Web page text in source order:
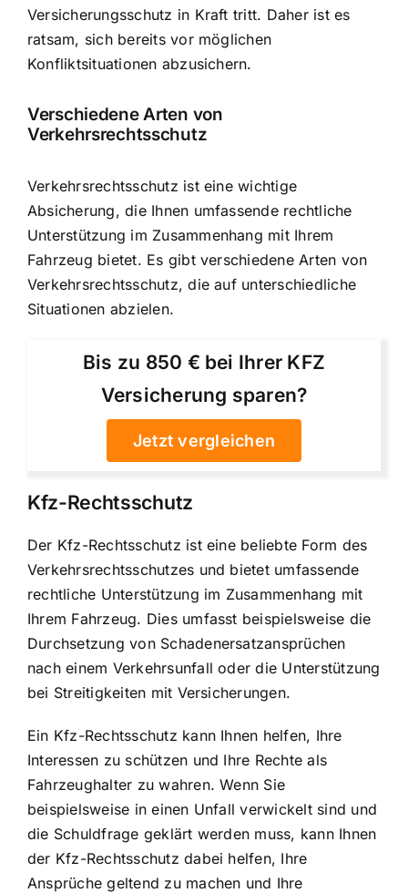
Versicherungsschutz in Kraft tritt. Daher ist es
ratsam, sich bereits vor möglichen
Konfliktsituationen abzusichern.
Verschiedene Arten von
Verkehrsrechtsschutz
Verkehrsrechtsschutz ist eine wichtige
Absicherung, die Ihnen umfassende rechtliche
Unterstützung im Zusammenhang mit Ihrem
Fahrzeug bietet. Es gibt verschiedene Arten von
Verkehrsrechtsschutz, die auf unterschiedliche
Situationen abzielen.
Bis zu 850 € bei Ihrer KFZ
Versicherung sparen?
Jetzt vergleichen
Kfz-Rechtsschutz
Der Kfz-Rechtsschutz ist eine beliebte Form des
Verkehrsrechtsschutzes und bietet umfassende
rechtliche Unterstützung im Zusammenhang mit
Ihrem Fahrzeug. Dies umfasst beispielsweise die
Durchsetzung von Schadenersatzansprüchen
nach einem Verkehrsunfall oder die Unterstützung
bei Streitigkeiten mit Versicherungen.
Ein Kfz-Rechtsschutz kann Ihnen helfen, Ihre
Interessen zu schützen und Ihre Rechte als
Fahrzeughalter zu wahren. Wenn Sie
beispielsweise in einen Unfall verwickelt sind und
die Schuldfrage geklärt werden muss, kann Ihnen
der Kfz-Rechtsschutz dabei helfen, Ihre
Ansprüche geltend zu machen und Ihre